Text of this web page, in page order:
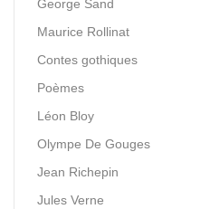
George Sand
Maurice Rollinat
Contes gothiques
Poèmes
Léon Bloy
Olympe De Gouges
Jean Richepin
Jules Verne